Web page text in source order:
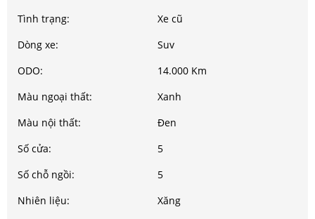
Tình trạng:
Xe cũ
Dòng xe:
Suv
ODO:
14.000 Km
Màu ngoại thất:
Xanh
Màu nội thất:
Đen
Số cửa:
5
Số chỗ ngồi:
5
Nhiên liệu:
Xăng